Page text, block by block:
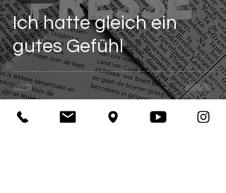
Ich hatte gleich ein
gutes Gefühl